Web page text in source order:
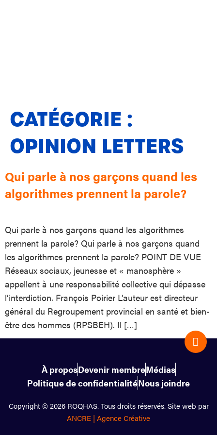
CATÉGORIE :
OPINION LETTERS
Qui parle à nos garçons quand les
algorithmes prennent la parole?
Qui parle à nos garçons quand les algorithmes
prennent la parole? Qui parle à nos garçons quand
les algorithmes prennent la parole? POINT DE VUE
Réseaux sociaux, jeunesse et « manosphère »
appellent à une responsabilité collective qui dépasse
l’interdiction. François Poirier L’auteur est directeur
général du Regroupement provincial en santé et bien-
être des hommes (RPSBEH). Il […]
À proposDevenir membreMédias
Politique de confidentialitéNous joindre
Copyright © 2026 ROQHAS. Tous droits réservés. Site web par
ANCRE | Agence Créative